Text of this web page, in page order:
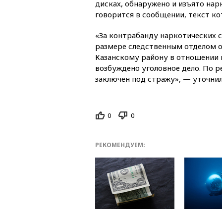
дисках, обнаружено и изъято
говорится в сообщении, текст
«За контрабанду наркотических
размере следственным отделом
Казанскому району в отношении
возбуждено уголовное дело. По
заключен под стражу», —
0 0
РЕКОМЕНДУЕМ: